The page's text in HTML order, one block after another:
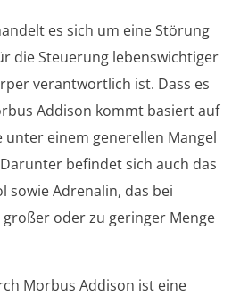
es sich um eine Störung
die Steuerung lebenswichtiger
verantwortlich ist. Dass es
Addison kommt basiert auf
unter einem generellen Mangel
befindet sich auch das
sowie Adrenalin, das bei
oder zu geringer Menge
Morbus Addison ist eine